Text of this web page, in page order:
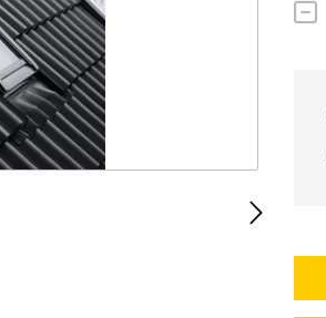
M